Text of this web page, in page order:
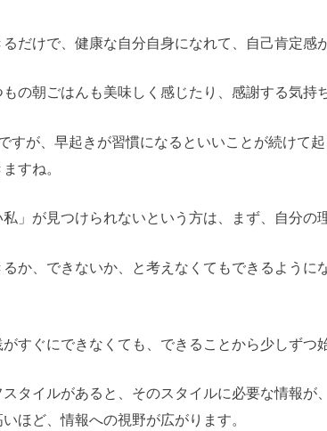
だけで、健康な自分自身になれて、自己肯定感
の朝ごはんも美味しく感じたり、感謝する気持
すが、早起きが習慣になるといいことが続けて
すね。
」が見つけられないという方は、まず、自分の
か、できないか、と考えなくてもできるように
すぐにできなくても、できることから少しずつ
タイルがあると、そのスタイルに必要な情報が
ほど、情報への視野が広がります。